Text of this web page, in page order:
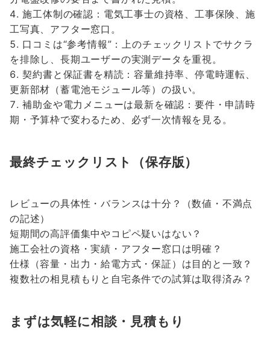
施工体制の確認：電気工事士の資格、工事保険、施
工写真、アフター窓口。
口コミは“参考情報”：上のチェックリストでサクラ
を排除し、長期ユーザーの実測データを重視。
契約書と保証書を精読：容量維持率、停電時運転、
更新部材（蓄電池モジュール等）の扱い。
補助金や電力メニューは最新を確認：要件・申請時
期・予算枠で変わるため、必ず一次情報を見る。
最終チェックリスト（保存版）
レビューの具体性・バランスは十分？（数値・不満点
の記述）
短期間の高評価集中やコピペ疑いはない？
施工会社の資格・実績・アフター窓口は明確？
仕様（容量・出力・給電方式・保証）は目的と一致？
複数社の相見積もりと自宅条件での試算は取得済み？
まずは気軽に相談・見積もり